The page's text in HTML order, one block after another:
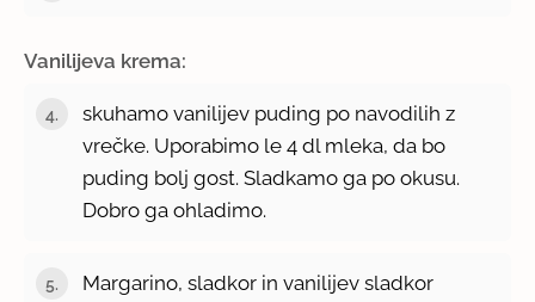
Vanilijeva krema:
skuhamo vanilijev puding po navodilih z
vrečke. Uporabimo le 4 dl mleka, da bo
puding bolj gost. Sladkamo ga po okusu.
Dobro ga ohladimo.
Margarino, sladkor in vanilijev sladkor